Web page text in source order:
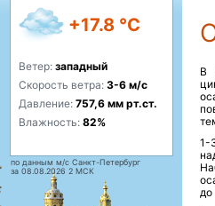
+17.8 °C
Ветер: западный
Скорость ветра: 3-6 м/с
Давление: 757,6 мм рт.ст.
Влажность: 82%
по данным м/с Санкт-Петербург
за 08.08.2026 2 МСК
В
1-
до